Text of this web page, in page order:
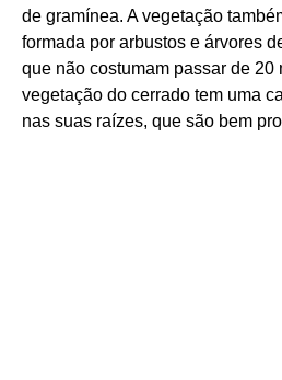
de gramínea. A vegetação
formada por arbustos e árvores
que não costumam passar de 20
vegetação do cerrado tem uma
nas suas raízes, que são bem